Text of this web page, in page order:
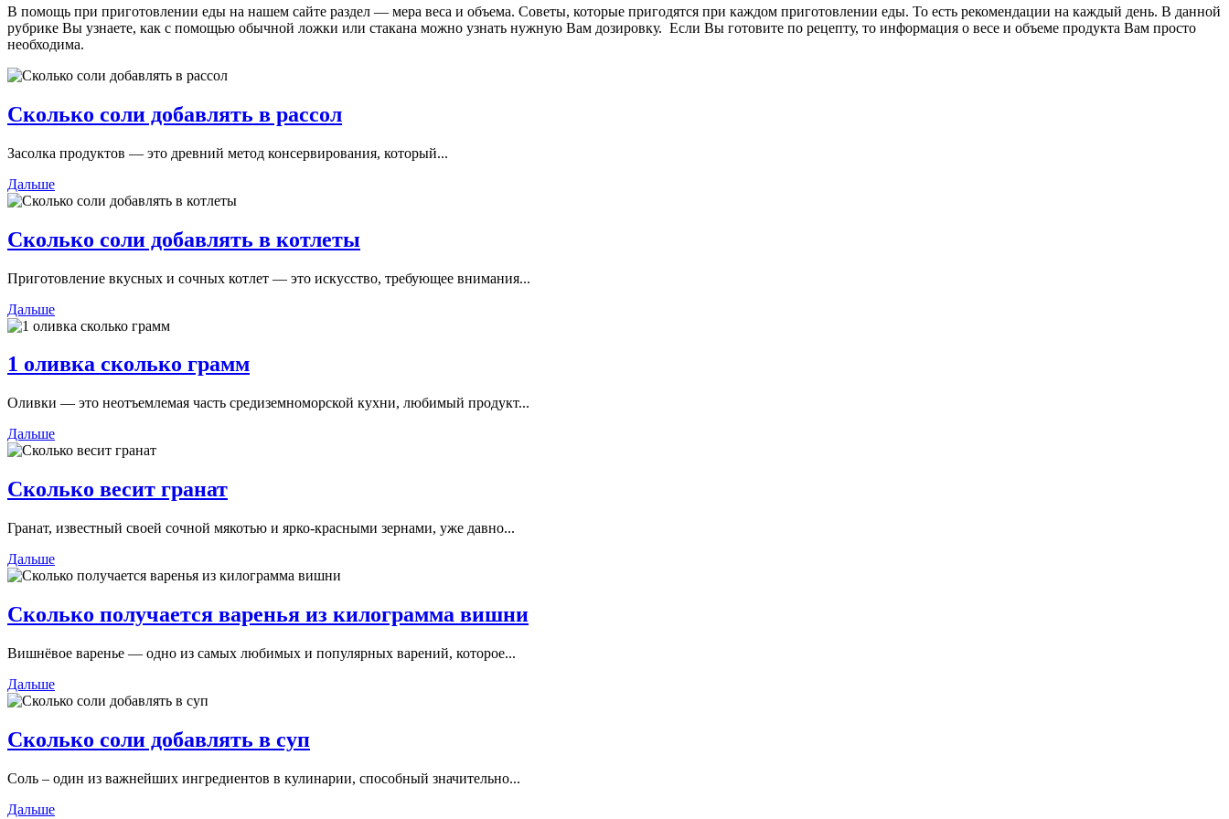
В помощь при приготовлении еды на нашем сайте раздел — мера веса и объема. Советы, которые пригодятся при каждом приготовлении еды. То есть рекомендации на каждый день. В данной
рубрике Вы узнаете, как с помощью обычной ложки или стакана можно узнать нужную Вам дозировку. Если Вы готовите по рецепту, то информация о весе и объеме продукта Вам просто
необходима.
Сколько соли добавлять в рассол
Засолка продуктов — это древний метод консервирования, который...
Дальше
Сколько соли добавлять в котлеты
Приготовление вкусных и сочных котлет — это искусство, требующее внимания...
Дальше
1 оливка сколько грамм
Оливки — это неотъемлемая часть средиземноморской кухни, любимый продукт...
Дальше
Сколько весит гранат
Гранат, известный своей сочной мякотью и ярко-красными зернами, уже давно...
Дальше
Сколько получается варенья из килограмма вишни
Вишнёвое варенье — одно из самых любимых и популярных варений, которое...
Дальше
Сколько соли добавлять в суп
Соль – один из важнейших ингредиентов в кулинарии, способный значительно...
Дальше